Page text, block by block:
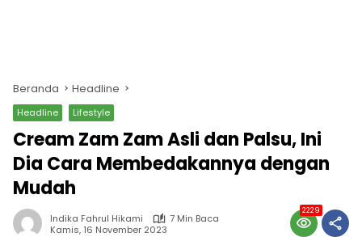
Beranda Headline
Headline Lifestyle
Cream Zam Zam Asli dan Palsu, Ini
Dia Cara Membedakannya dengan
Mudah
Indika Fahrul Hikami
7 Min Baca
Kamis, 16 November 2023
2229